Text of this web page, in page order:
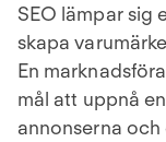
SEO lämpar sig
skapa
En
mål att uppnå
annonserna